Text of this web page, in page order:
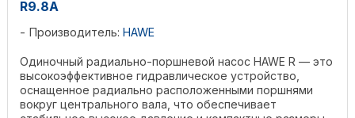
R9.8A
Производитель: HAWE
Одиночный радиально-поршневой насос HAWE R — это
высокоэффективное гидравлическое устройство,
оснащенное радиально расположенными поршнями
вокруг центрального вала, что обеспечивает